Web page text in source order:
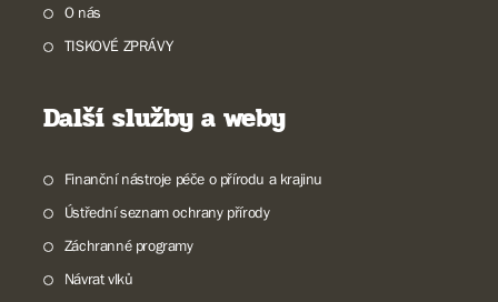
O nás
TISKOVÉ ZPRÁVY
Další služby a weby
Finanční nástroje péče o přírodu a krajinu
Ústřední seznam ochrany přírody
Záchranné programy
Návrat vlků